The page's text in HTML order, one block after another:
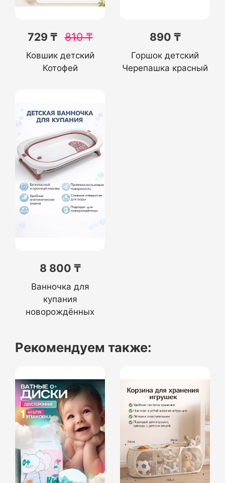
729 ₸ 810₸
Ковшик детский
Котофей
890 ₸
Горшок детский
Черепашка красный
8 800 ₸
Ванночка для
купания
новорождённых
Рекомендуем также: